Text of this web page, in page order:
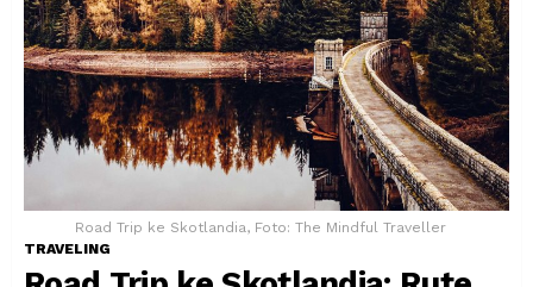
Road Trip ke Skotlandia, Foto: The Mindful Traveller
TRAVELING